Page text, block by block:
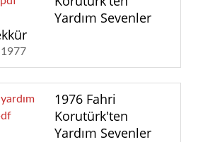
Yardım Sevenler
1977
1976 Fahri
Korutürk'ten
Yardım Sevenler